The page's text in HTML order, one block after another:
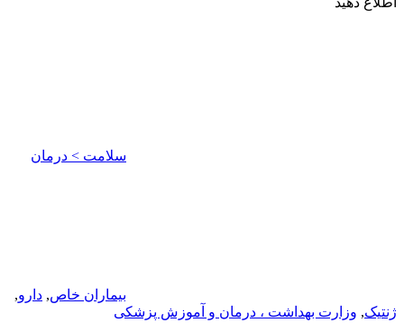
سلامت > درمان
بیماران خاص, دارو,
ژنتیک, وزارت بهداشت ، درمان و آموزش پزشکی